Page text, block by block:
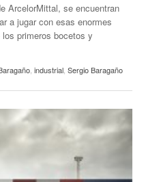
ArcelorMittal, se encuentran
a jugar con esas enormes
primeros bocetos y
industrial Sergio Baragaño